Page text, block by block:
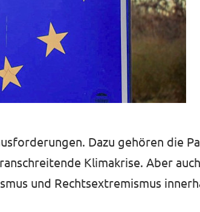
Dazu gehören die
Klimakrise. ​​Aber
und Rechtsextremismus